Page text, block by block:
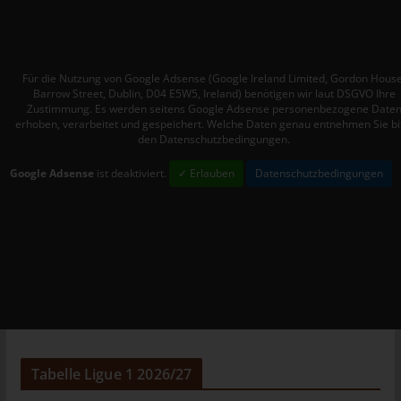
Für die Nutzung von Google Adsense (Google Ireland Limited, Gordon
Barrow Street, Dublin, D04 E5W5, Ireland) benötigen wir laut DSGVO Ihre
Zustimmung. Es werden seitens Google Adsense personenbezogene Daten
erhoben, verarbeitet und gespeichert. Welche Daten genau entnehmen Sie
den Datenschutzbedingungen.
Google Adsense ist deaktiviert. ✓ Erlauben Datenschutzbedingungen
Tabelle Ligue 1 2026/27
Behörde, Einrichtung oder andere Stelle, die personenbezogene
Daten im Auftrag des Verantwortlichen verarbeitet.
i) Empfänger
Einrichtung oder andere Stelle, der personenbezogene Daten
j) Dritter
Dritter ist eine natürliche oder juristische Person, Behörde,
Einrichtung oder andere Stelle außer der betroffenen Person,